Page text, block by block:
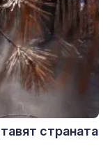
страната